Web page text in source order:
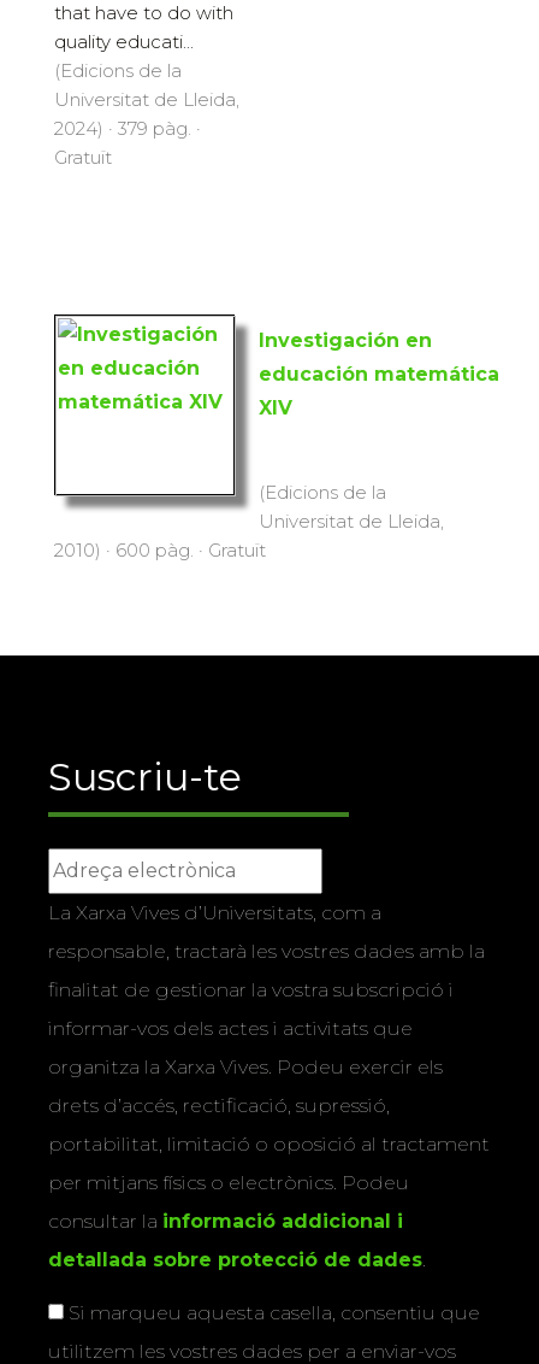
that have to do with
quality educati...
(Edicions de la
Universitat de Lleida,
2024) · 379 pàg. ·
Gratuït
Investigación en
educación matemática
XIV
(Edicions de la
Universitat de Lleida,
2010) · 600 pàg. · Gratuït
Suscriu-te
La Xarxa Vives d’Universitats, com a
responsable, tractarà les vostres dades amb la
finalitat de gestionar la vostra subscripció i
informar-vos dels actes i activitats que
organitza la Xarxa Vives. Podeu exercir els
drets d’accés, rectificació, supressió,
portabilitat, limitació o oposició al tractament
per mitjans físics o electrònics. Podeu
consultar la informació addicional i
detallada sobre protecció de dades.
Si marqueu aquesta casella, consentiu que
utilitzem les vostres dades per a enviar-vos